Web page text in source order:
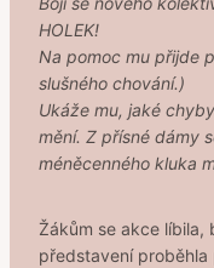
HOLEK!
Na pomoc mu přijde
slušného chování.)
Ukáže mu, jaké
mění. Z přísné dámy
méněcenného kluka
Žákům se akce
představení proběhla